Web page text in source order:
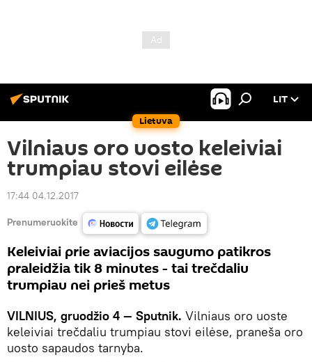
Lietuva
LIT
Vilniaus oro uosto keleiviai
trumpiau stovi eilėse
17:44 04.12.2017
Prenumeruokite
Keleiviai prie aviacijos saugumo patikros
praleidžia tik 8 minutes - tai trečdaliu
trumpiau nei prieš metus
VILNIUS, gruodžio 4 — Sputnik. Vilniaus oro uoste
keleiviai trečdaliu trumpiau stovi eilėse, praneša oro
uosto sapaudos tarnyba.